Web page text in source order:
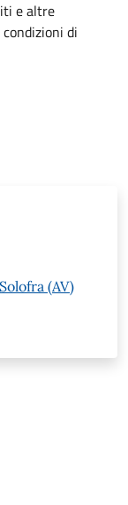
e altre
di
(AV)